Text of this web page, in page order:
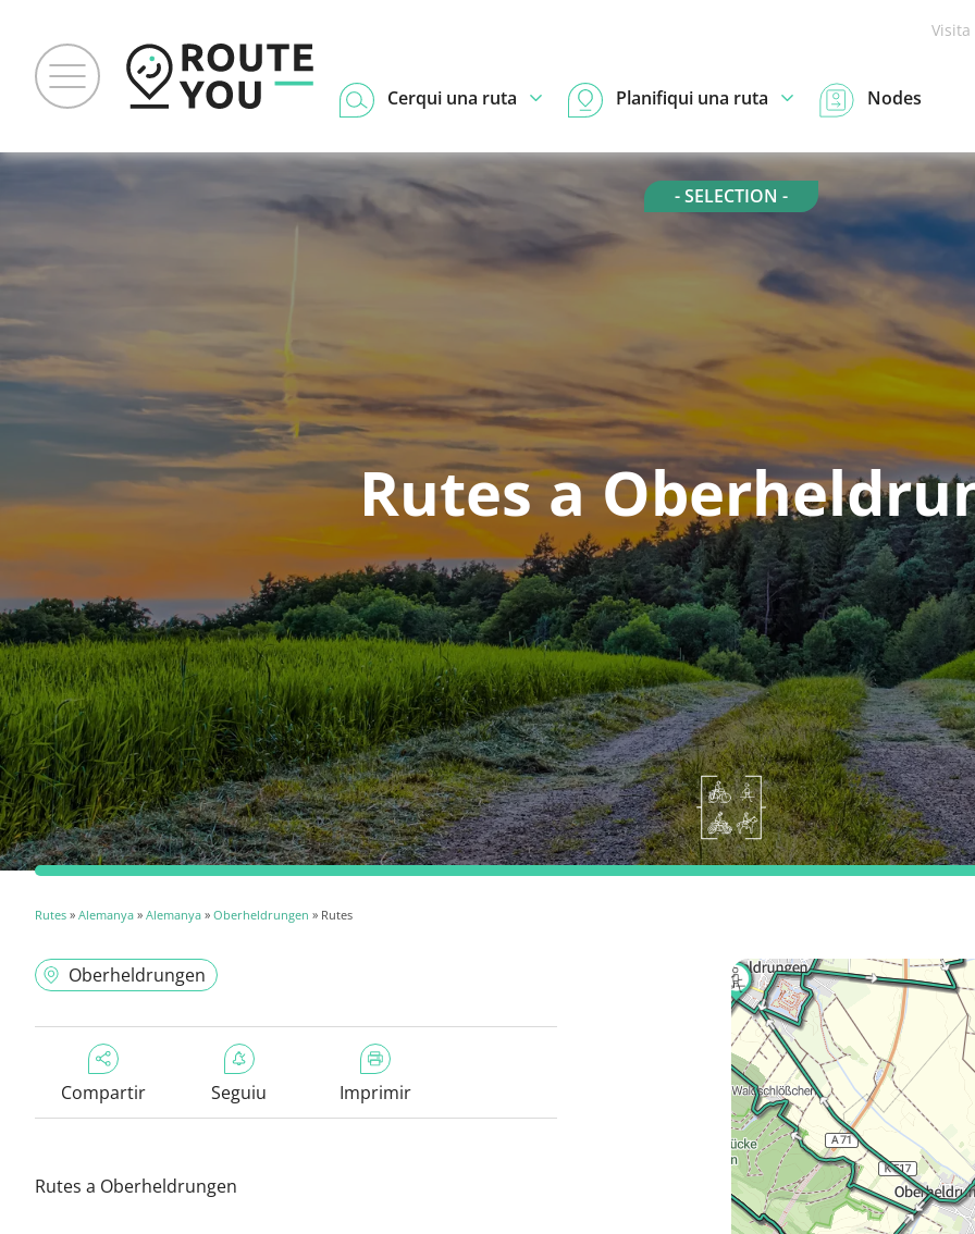
Cerqui una ruta Planifiqui una ruta Nodes
- SELECTION -
Rutes a
Rutes » Alemanya » Alemanya » Oberheldrungen » Rutes
Oberheldrungen
Compartir Seguiu Imprimir
Rutes a Oberheldrungen